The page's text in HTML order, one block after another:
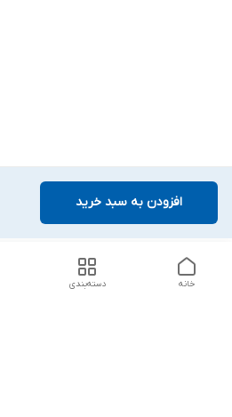
افزودن به سبد خرید
دسته‌بندی خانه